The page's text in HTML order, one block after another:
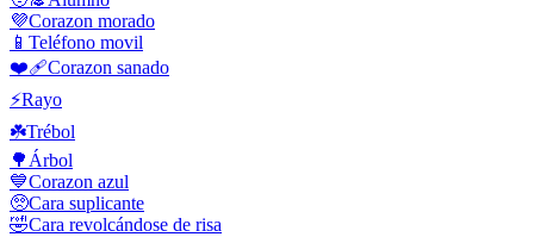
💜Corazon morado
📱 Teléfono movil
❤️‍🩹Corazon sanado
⚡Rayo
☘️Trébol
🌳 Árbol
💙Corazon azul
🥺Cara suplicante
🤣Cara revolcándose de risa